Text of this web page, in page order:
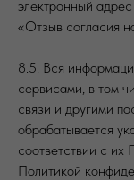
электронный
«Отзыв согласия
8.5. Вся
сервисами, в том
связи и другими
обрабатывается
соответствии с их
Политикой